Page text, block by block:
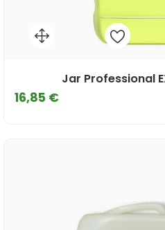
Jar Professional
16,85 €Cena